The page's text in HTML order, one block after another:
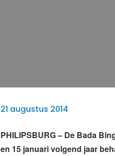
21 augustus 2014
PHILIPSBURG – De Bada
en 15 januari volgend jaar